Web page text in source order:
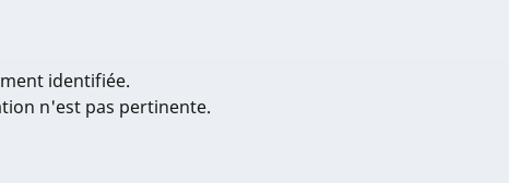
identifiée.
n'est pas pertinente.